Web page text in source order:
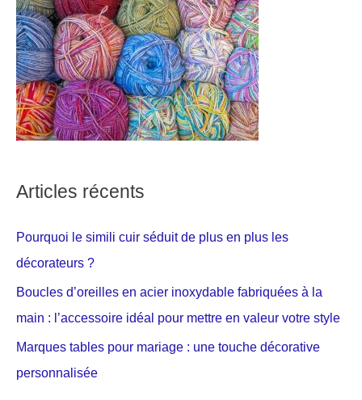
Articles récents
Pourquoi le simili cuir séduit de plus en plus les
décorateurs ?
Boucles d’oreilles en acier inoxydable fabriquées à la
main : l’accessoire idéal pour mettre en valeur votre style
Marques tables pour mariage : une touche décorative
personnalisée